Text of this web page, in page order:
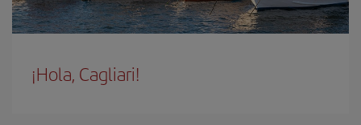
¡Hola, Cagliari!